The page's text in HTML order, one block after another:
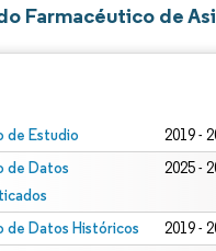
Farmacéutico de
de Estudio 2019 -
de Datos
2025 -
de Datos Históricos 2019 -